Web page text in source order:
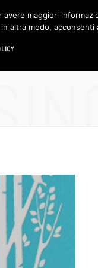
CHI SIAMO
maggiori
altra modo, acconsenti